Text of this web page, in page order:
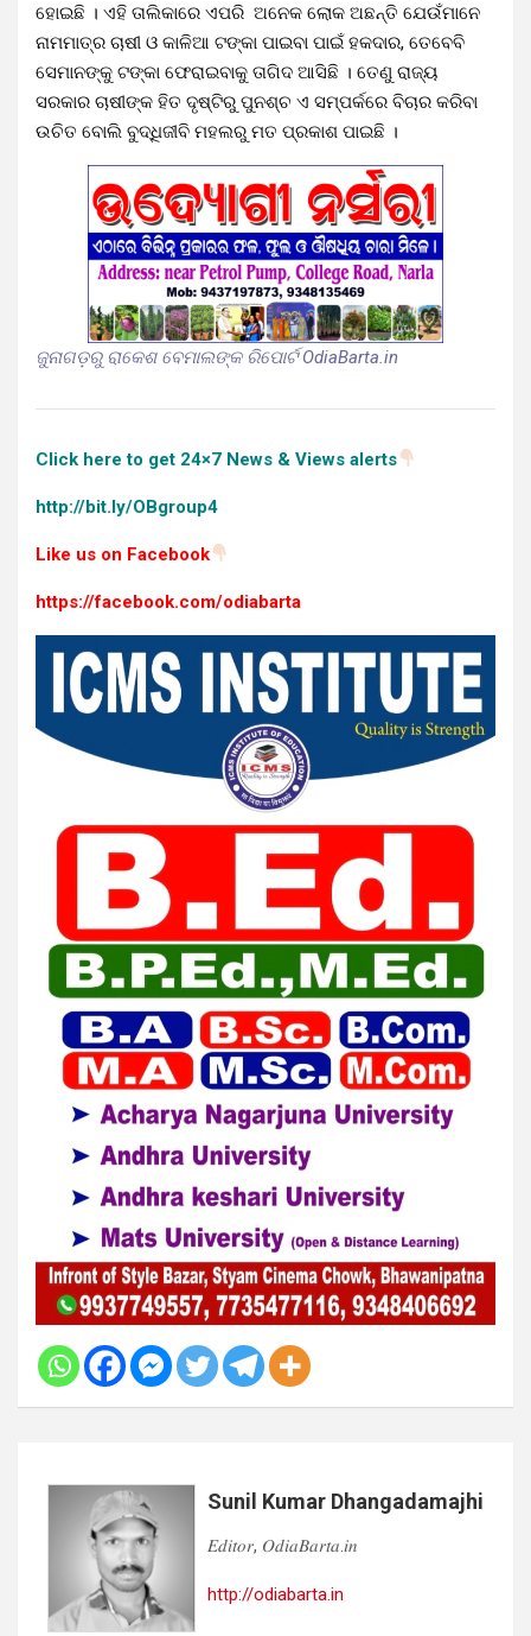
ହୋଇଛି । ଏହି ତାଲିକାରେ ଏପରି ଅନେକ ଲୋକ ଅଛନ୍ତି ଯେଉଁମାନେ
ନାମମାତ୍ର ଚାଷୀ ଓ କାଳିଆ ଟଙ୍କା ପାଇବା ପାଇଁ ହକଦାର, ତେବେବି
ସେମାନଙ୍କୁ ଟଙ୍କା ଫେରାଇବାକୁ ତାଗିଦ ଆସିଛି । ତେଣୁ ରାଜ୍ୟ
ସରକାର ଚାଷୀଙ୍କ ହିତ ଦୃଷ୍ଟିରୁ ପୁନଶ୍ଚ ଏ ସମ୍ପର୍କରେ ବିଚାର କରିବା
ଉଚିତ ବୋଲି ବୁଦ୍ଧିଜୀବି ମହଲରୁ ମତ ପ୍ରକାଶ ପାଇଛି ।
ଜୁନାଗଡ଼ରୁ ରାକେଶ ବେମାଲଙ୍କ ରିପୋର୍ଟ OdiaBarta.in
Click here to get 24×7 News & Views alerts
http://bit.ly/OBgroup4
Like us on Facebook
https://facebook.com/odiabarta
Sunil Kumar Dhangadamajhi
𝐸𝑑𝑖𝑡𝑜𝑟, 𝑂𝑑𝑖𝑎𝐵𝑎𝑟𝑡𝑎.𝑖𝑛
http://odiabarta.in